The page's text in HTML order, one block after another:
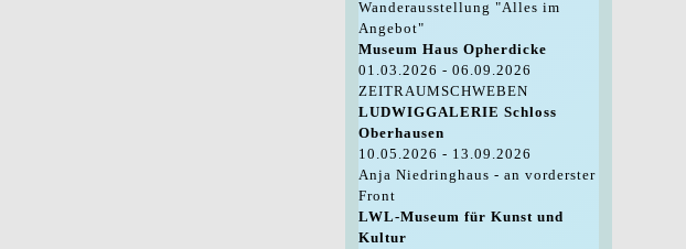
Wanderausstellung "Alles im
Angebot"
Museum Haus Opherdicke
01.03.2026 - 06.09.2026
ZEITRAUMSCHWEBEN
LUDWIGGALERIE Schloss
Oberhausen
10.05.2026 - 13.09.2026
Anja Niedringhaus - an vorderster
Front
LWL-Museum für Kunst und
Kultur